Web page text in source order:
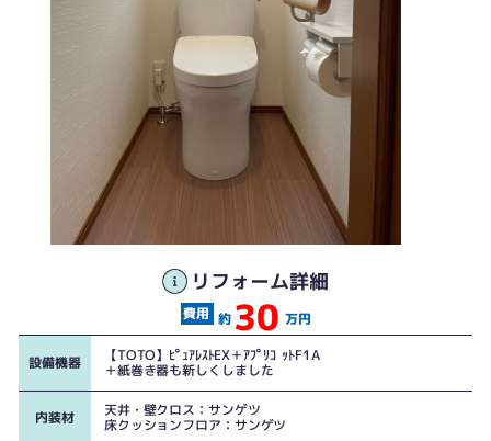
リフォーム詳細
約 30 万円
設備機器
【TOTO】ﾋﾟｭｱﾚｽﾄEX＋ｱﾌﾟﾘｺｯﾄF1A
＋紙巻き器も新しくしました
内装材
天井・壁クロス：サンゲツ
床クッションフロア：サンゲツ
トイレ全体が変わりました